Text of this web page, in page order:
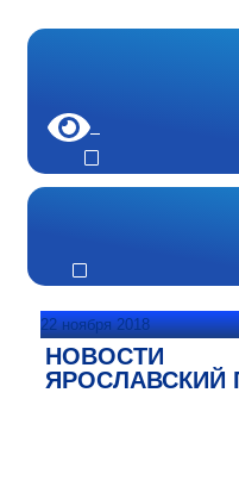
22 ноября 2018
НОВОСТИ
ЯРОСЛАВСКИЙ